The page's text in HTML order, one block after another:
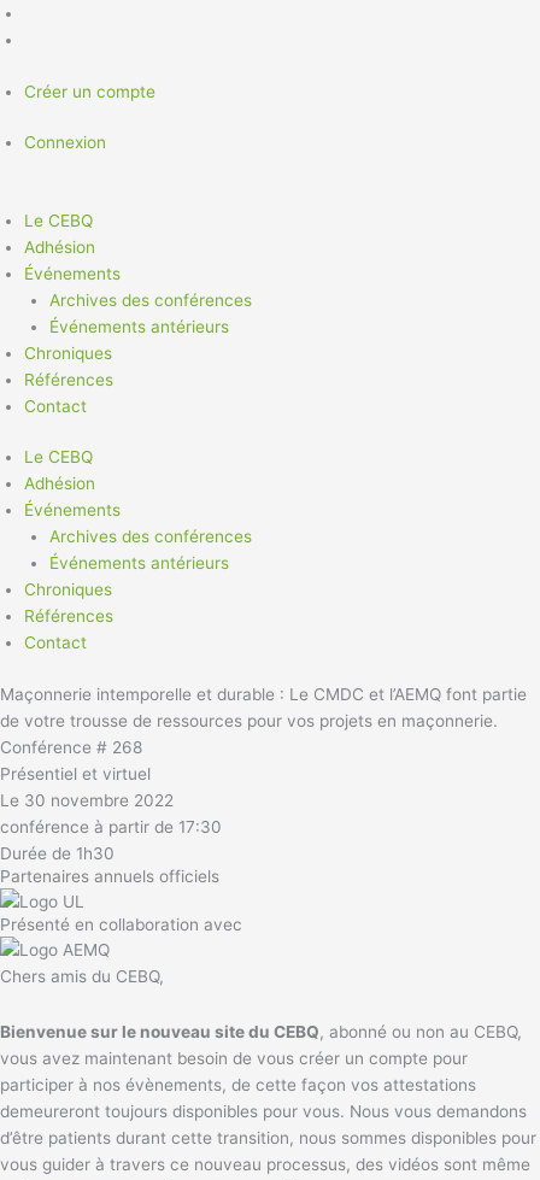
Aller
au
Créer un compte
Connexion
Le CEBQ
Adhésion
Événements
Archives des conférences
Événements antérieurs
Chroniques
Références
Contact
Le CEBQ
Adhésion
Événements
Archives des conférences
Événements antérieurs
Chroniques
Références
Contact
Maçonnerie intemporelle et durable : Le CMDC et l’AEMQ font partie
de votre trousse de ressources pour vos projets en maçonnerie.
Conférence # 268
Présentiel et virtuel
Le 30 novembre 2022
conférence à partir de 17:30
Durée de 1h30
Partenaires annuels officiels
Présenté en collaboration avec
Chers amis du CEBQ,
Bienvenue sur le nouveau site du CEBQ, abonné ou non au CEBQ,
vous avez maintenant besoin de vous créer un compte pour
participer à nos évènements, de cette façon vos attestations
demeureront toujours disponibles pour vous. Nous vous demandons
d’être patients durant cette transition, nous sommes disponibles pour
vous guider à travers ce nouveau processus, des vidéos sont même